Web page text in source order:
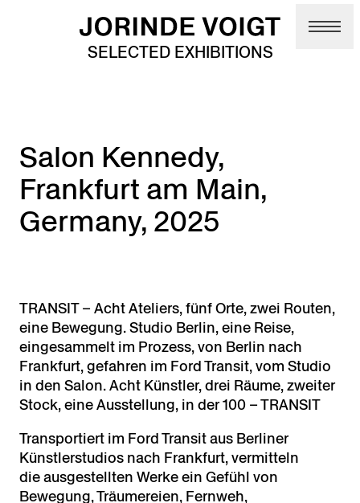
Skip to main content
SELECTED EXHIBITIONS
Salon Kennedy,
Frankfurt am Main,
Germany, 2025
TRANSIT – Acht Ateliers, fünf Orte, zwei Routen,
eine Bewegung. Studio Berlin, eine Reise,
eingesammelt im Prozess, von Berlin nach
Frankfurt, gefahren im Ford Transit, vom Studio
in den Salon. Acht Künstler, drei Räume, zweiter
Stock, eine Ausstellung, in der 100 – TRANSIT
Transportiert im Ford Transit aus Berliner
Künstlerstudios nach Frankfurt, vermitteln
die ausgestellten Werke ein Gefühl von
Bewegung, Träumereien, Fernweh,